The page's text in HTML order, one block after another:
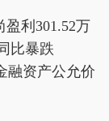
利301.52万
比暴跌
融资产公允价